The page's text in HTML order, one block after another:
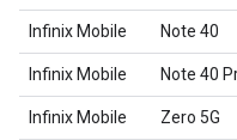
Infinix Mobile Note 40
Infinix Mobile Note 40
Infinix Mobile Zero 5G